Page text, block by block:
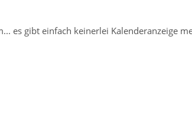
es gibt einfach keinerlei Kalenderanzeige